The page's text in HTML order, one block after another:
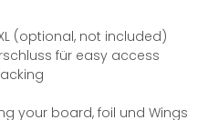
(optional, not included)
für easy access
your board, foil und Wings